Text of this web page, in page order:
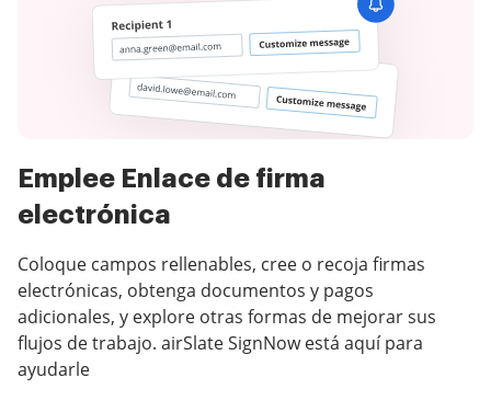
Emplee Enlace de firma
electrónica
Coloque campos rellenables, cree o recoja firmas
electrónicas, obtenga documentos y pagos
adicionales, y explore otras formas de mejorar sus
flujos de trabajo. airSlate SignNow está aquí para
ayudarle